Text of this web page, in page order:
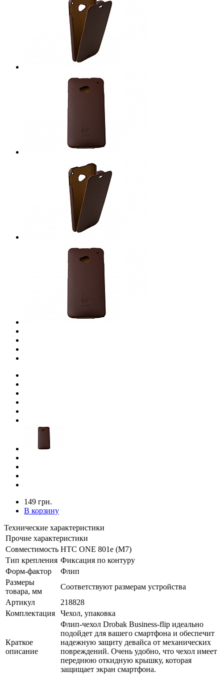
149 грн.
В корзину
Технические характеристики
Прочие характеристики
Совместимость HTC ONE 801e (M7)
Тип крепления Фиксация по контуру
Форм-фактор
Флип
Размеры
товара, мм
Соответствуют размерам устройства
Артикул
218828
Комплектация
Чехол, упаковка
Краткое
описание
Флип-чехол Drobak Business-flip идеально
подойдет для вашего смартфона и обеспечит
надежную защиту девайса от механических
повреждений. Очень удобно, что чехол имеет
переднюю откидную крышку, которая
защищает экран смартфона.